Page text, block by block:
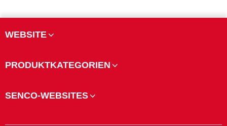
WEBSITE
PRODUKTKATEGORIEN
SENCO-WEBSITES